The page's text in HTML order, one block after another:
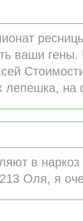
ваши гены.
лепешка,
в
Оля, я